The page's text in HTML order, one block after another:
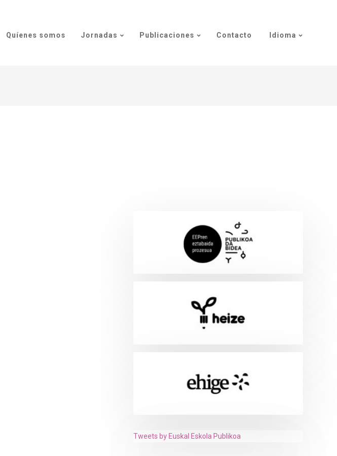
Quíenes somos Jornadas Publicaciones Contacto Idioma
Tweets by Euskal Eskola Publikoa